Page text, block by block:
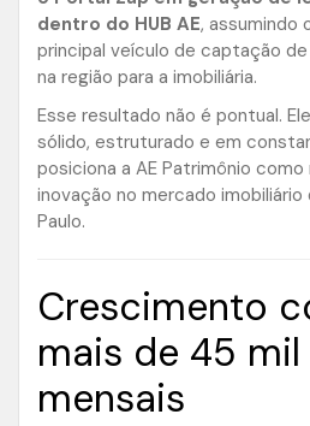
dentro do HUB AE, assumindo
principal veículo de captação
na região para a imobiliária.
Esse resultado não é pontual.
sólido, estruturado e em
posiciona a AE Patrimônio
inovação no mercado
Paulo.
Crescimento
mais de 45
mensais